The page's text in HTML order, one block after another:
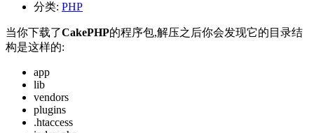
分类: PHP
当你下载了CakePHP的程序包,解压之后你会发现它的目录结
构是这样的:
app
lib
vendors
plugins
.htaccess